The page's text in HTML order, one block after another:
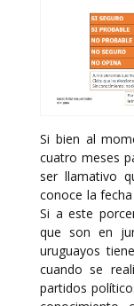
Si bien al
cuatro meses
ser llamativo
conoce la
Si a este
que son en
uruguayos
cuando se
partidos